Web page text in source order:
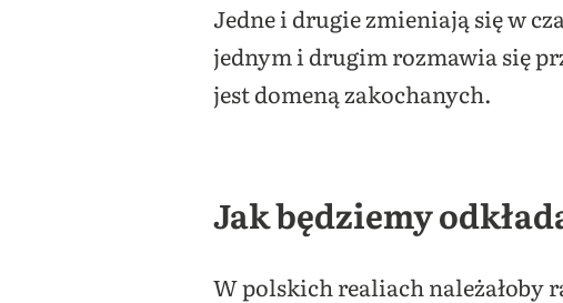
Jedne i drugie zmieniają się w
jednym i drugim rozmawia się
jest domeną zakochanych.
Jak będziemy
W polskich realiach należałoby